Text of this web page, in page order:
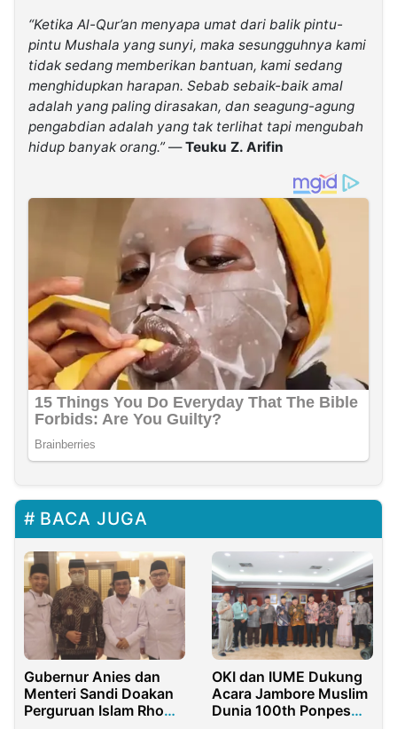
“Ketika Al-Qur’an menyapa umat dari balik pintu-
pintu Mushala yang sunyi, maka sesungguhnya kami
tidak sedang memberikan bantuan, kami sedang
menghidupkan harapan. Sebab sebaik-baik amal
adalah yang paling dirasakan, dan seagung-agung
pengabdian adalah yang tak terlihat tapi mengubah
hidup banyak orang.”—Teuku Z. Arifin
BACA JUGA
Gubernur Anies dan
Menteri Sandi Doakan
Perguruan Islam Rhoma
OKI dan IUME Dukung
Acara Jambore Muslim
Dunia 100th Ponpes